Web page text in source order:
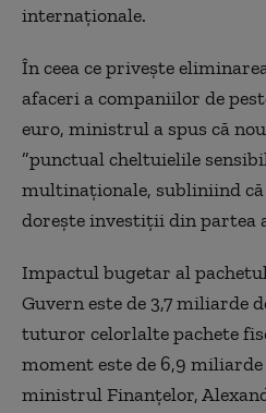
internaţionale.
În ceea ce priveşte
afaceri a companiilor de
euro, ministrul a spus că
”punctual cheltuielile
multinaţionale, subliniind
doreşte investiţii din partea
Impactul bugetar al
Guvern este de 3,7 miliarde
tuturor celorlalte pachete
moment este de 6,9
ministrul Finanţelor,